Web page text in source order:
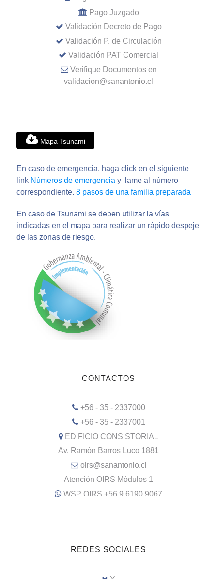
Pago Juzgado
Validación Decreto de Pago
Validación P. de Circulación
Validación PAT Comercial
Verifique Documentos en
validacion@sanantonio.cl
Mapa Tsunami
En caso de emergencia, haga click en el siguiente
link Números de emergencia y llame al número
correspondiente. 8 pasos de una familia preparada
En caso de Tsunami se deben utilizar la vías
indicadas en el mapa para realizar un rápido despeje
de las zonas de riesgo.
CONTACTOS
+56 - 35 - 2337000
+56 - 35 - 2337001
EDIFICIO CONSISTORIAL
Av. Ramón Barros Luco 1881
oirs@sanantonio.cl
Atención OIRS Módulos 1
WSP OIRS +56 9 6190 9067
REDES SOCIALES